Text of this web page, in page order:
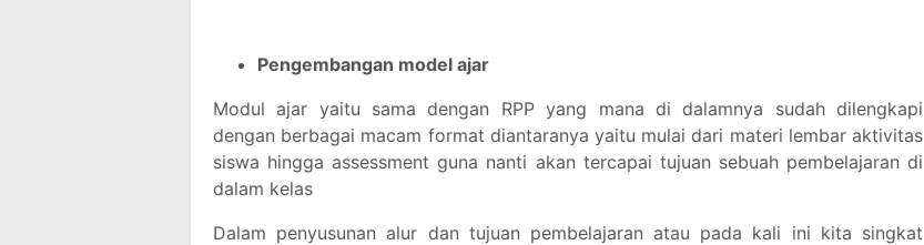
Pengembangan model ajar
Modul ajar yaitu sama dengan RPP yang mana di dalamnya sudah dilengkapi
dengan berbagai macam format diantaranya yaitu mulai dari materi lembar aktivitas
siswa hingga assessment guna nanti akan tercapai tujuan sebuah pembelajaran di
dalam kelas
Dalam penyusunan alur dan tujuan pembelajaran atau pada kali ini kita singkat